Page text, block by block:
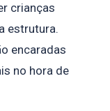
crianças
estrutura.
encaradas
no hora de